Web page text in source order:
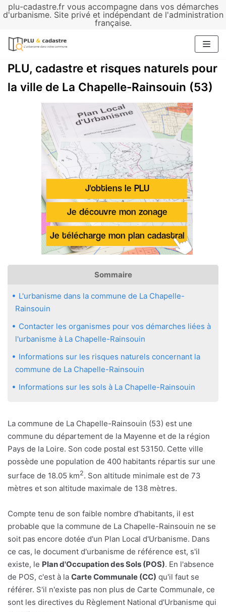
plu-cadastre.fr vous accompagne dans vos démarches
d'urbanisme. Site privé et indépendant de l'administration
française.
Aller
contenu
PLU, cadastre et risques naturels pour
la ville de La Chapelle-Rainsouin (53)
Sommaire
L'urbanisme dans la commune de La Chapelle-
Rainsouin
Contacter les organismes pour vos démarches liées à
l'urbanisme à La Chapelle-Rainsouin
Informations sur les risques naturels concernant la
commune de La Chapelle-Rainsouin
Informations sur les sols à La Chapelle-Rainsouin
La commune de La Chapelle-Rainsouin (53) est une
commune du département de la Mayenne et de la région
Pays de la Loire. Son code postal est 53150. Cette ville
possède une population de 400 habitants répartis sur une
surface de 18.05 km2. Son altitude minimale est de 73
mètres et son altitude maximale de 138 mètres.
Compte tenu de son faible nombre d'habitants, il est
probable que la commune de La Chapelle-Rainsouin ne se
soit pas encore dotée d'un Plan Local d'Urbanisme. Dans
ce cas, le document d'urbanisme de référence est, s'il
existe, le Plan d'Occupation des Sols (POS). En l'absence
de POS, c'est à la Carte Communale (CC) qu'il faut se
référer. S'il n'existe pas non plus de Carte Communale, ce
sont les directives du Règlement National d'Urbanisme qui